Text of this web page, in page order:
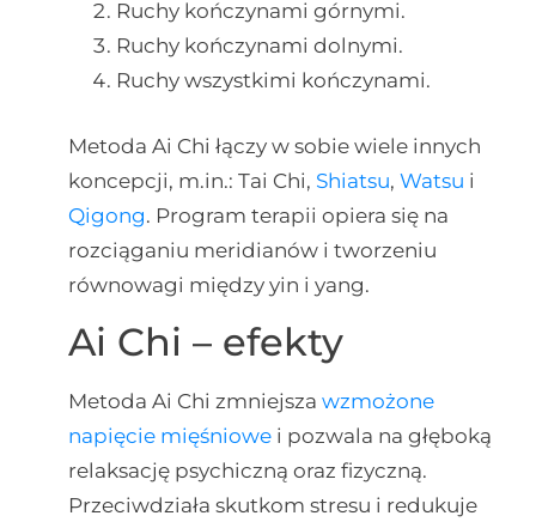
Ruchy kończynami górnymi.
Ruchy kończynami dolnymi.
Ruchy wszystkimi kończynami.
Metoda Ai Chi łączy w sobie wiele innych
koncepcji, m.in.: Tai Chi, Shiatsu, Watsu i
Qigong. Program terapii opiera się na
rozciąganiu meridianów i tworzeniu
równowagi między yin i yang.
Ai Chi – efekty
Metoda Ai Chi zmniejsza wzmożone
napięcie mięśniowei pozwala na głęboką
relaksację psychiczną oraz fizyczną.
Przeciwdziała skutkom stresu i redukuje